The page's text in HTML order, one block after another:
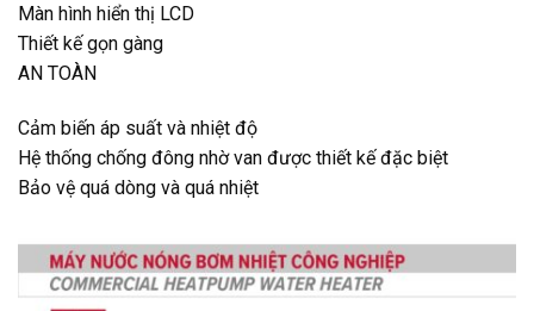
Màn hình hiển thị LCD
Thiết kế gọn gàng
AN TOÀN
Cảm biến áp suất và nhiệt độ
Hệ thống chống đông nhờ van được thiết kế đặc biệt
Bảo vệ quá dòng và quá nhiệt